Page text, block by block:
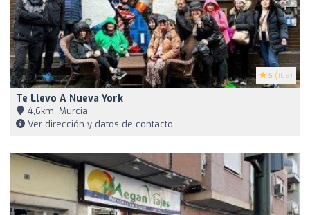
5 (189)
Te Llevo A Nueva York
4,6km, Murcia
Ver dirección y datos de contacto